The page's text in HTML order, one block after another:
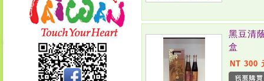
黑豆清
盒
NT 300